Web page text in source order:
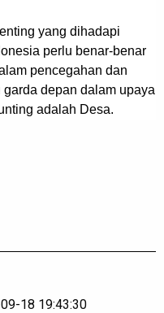
yang dihadapi
perlu benar-benar
pencegahan dan
depan dalam upaya
adalah Desa.
18 19:43:30